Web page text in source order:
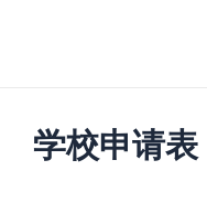
学校申请表